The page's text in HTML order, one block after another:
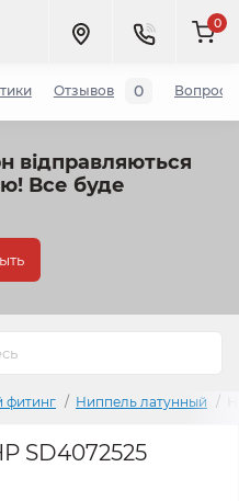
відправляються
Все буде
0
фитинг Ниппель латунный
SD4072525
Отзывов 0 Вопросы